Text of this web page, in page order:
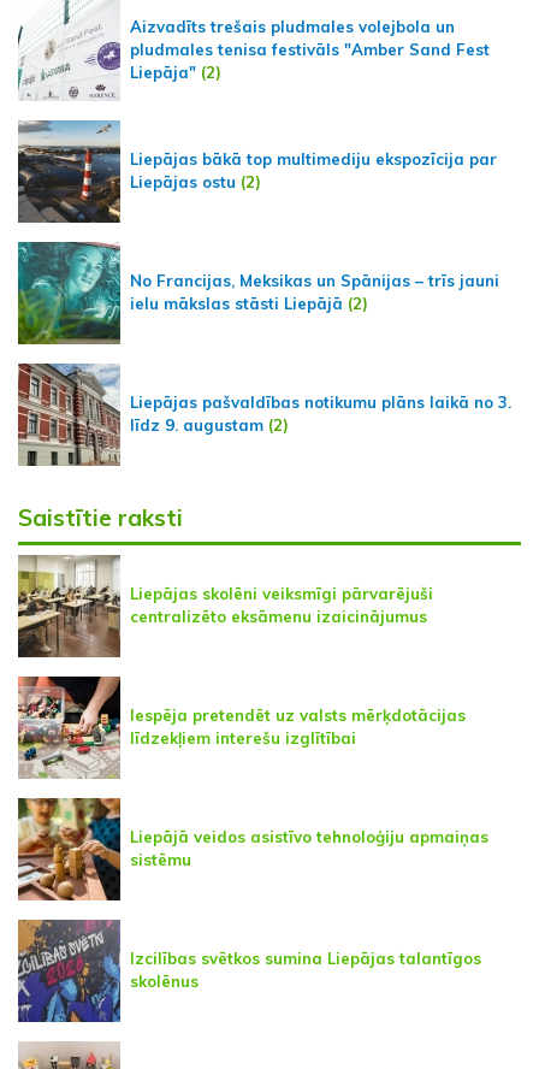
Aizvadīts trešais pludmales volejbola un
pludmales tenisa festivāls "Amber Sand Fest
Liepāja" (2)
Liepājas bākā top multimediju ekspozīcija par
Liepājas ostu (2)
No Francijas, Meksikas un Spānijas – trīs jauni
ielu mākslas stāsti Liepājā (2)
Liepājas pašvaldības notikumu plāns laikā no 3.
līdz 9. augustam (2)
Saistītie raksti
Liepājas skolēni veiksmīgi pārvarējuši
centralizēto eksāmenu izaicinājumus
Iespēja pretendēt uz valsts mērķdotācijas
līdzekļiem interešu izglītībai
Liepājā veidos asistīvo tehnoloģiju apmaiņas
sistēmu
Izcilības svētkos sumina Liepājas talantīgos
skolēnus